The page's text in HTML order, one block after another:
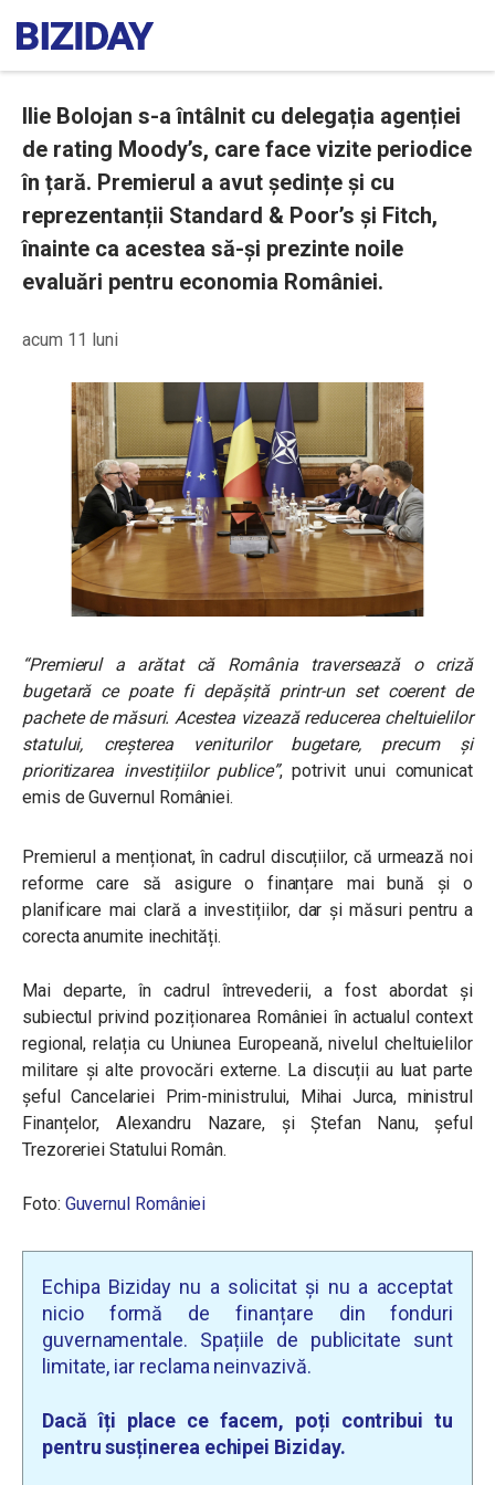
Ilie Bolojan s-a întâlnit cu delegația agenției
de rating Moody’s, care face vizite periodice
în țară. Premierul a avut ședințe și cu
reprezentanții Standard & Poor’s și Fitch,
înainte ca acestea să-și prezinte noile
evaluări pentru economia României.
acum 11 luni
“Premierul a arătat că România traversează o criză
bugetară ce poate fi depășită printr-un set coerent de
pachete de măsuri. Acestea vizează reducerea cheltuielilor
statului, creșterea veniturilor bugetare, precum și
prioritizarea investițiilor publice”, potrivit unui comunicat
emis de Guvernul României.
Premierul a menționat, în cadrul discuțiilor, că urmează noi
reforme care să asigure o finanțare mai bună și o
planificare mai clară a investițiilor, dar și măsuri pentru a
corecta anumite inechități.
Mai departe, în cadrul întrevederii, a fost abordat și
subiectul privind poziționarea României în actualul context
regional, relația cu Uniunea Europeană, nivelul cheltuielilor
militare și alte provocări externe. La discuții au luat parte
șeful Cancelariei Prim-ministrului, Mihai Jurca, ministrul
Finanțelor, Alexandru Nazare, și Ștefan Nanu, șeful
Trezoreriei Statului Român.
Foto: Guvernul României
Echipa Biziday nu a solicitat și nu a acceptat
nicio formă de finanțare din fonduri
guvernamentale. Spațiile de publicitate sunt
limitate, iar reclama neinvazivă.
Dacă îți place ce facem, poți contribui tu
pentru susținerea echipei Biziday.